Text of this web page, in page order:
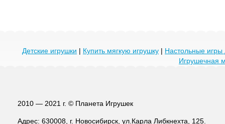
Детские игрушки | Купить мягкую игрушку | Настольные игры
Игрушечная
2010 — 2021 г. © Планета Игрушек
Адрес: 630008, г. Новосибирск, ул.Карла Либкнехта, 125.